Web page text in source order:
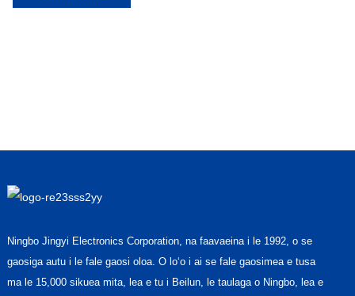
Ningbo Jingyi Electronics Corporation, na faavaeina i le 1992, o se
gaosiga autu i le fale gaosi oloa. O loʻo i ai se fale gaosimea e tusa
ma le 15,000 sikuea mita, lea e tu i Beilun, le taulaga o Ningbo, lea e